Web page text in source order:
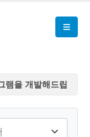
램을 개발해드립
램을 개발해드립